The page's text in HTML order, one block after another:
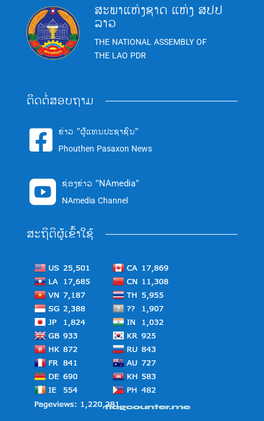
ສະພາແຫ່ງຊາດ ແຫ່ງ ສປປ
ລາວ
THE NATIONAL ASSEMBLY OF
THE LAO PDR
ຕິດຕໍ່ສອບຖາມ
 ຂ່າວ "ຜູ້ແທນປະຊາຊົນ"
Phouthen Pasaxon News
 ຊ່ອງຂ່າວ "NAmedia"
NAmedia Channel
ສະຖິຕິຜູ້ເຂົ້າໃຊ້